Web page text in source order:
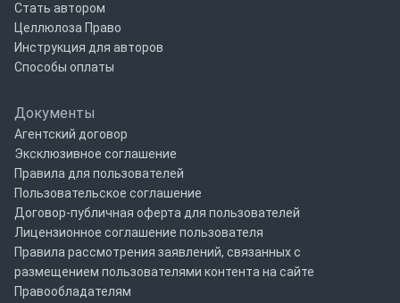
Стать автором
Целлюлоза Право
Инструкция для авторов
Способы оплаты
Документы
Агентский договор
Эксклюзивное соглашение
Правила для пользователей
Пользовательское соглашение
Договор-публичная оферта для пользователей
Лицензионное соглашение пользователя
Правила рассмотрения заявлений, связанных с
размещением пользователями контента на сайте
Правообладателям